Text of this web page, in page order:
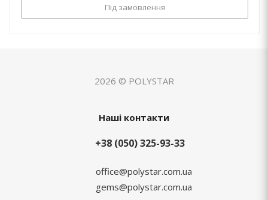
Під замовлення
2026 © POLYSTAR
Наші контакти
+38 (050) 325-93-33
office@polystar.com.ua
gems@polystar.com.ua